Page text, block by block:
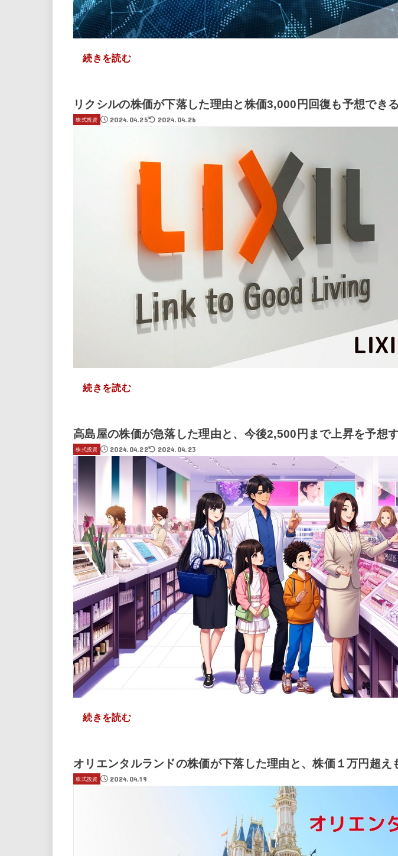
続きを読む
リクシルの株価が下落した理由と株価3,000円回復も予想でき
株式投資 2024.04.25 2024.04.26
続きを読む
高島屋の株価が急落した理由と、今後2,500円まで上昇を予想
株式投資 2024.04.22 2024.04.23
続きを読む
オリエンタルランドの株価が下落した理由と、株価１万円超え
株式投資 2024.04.19